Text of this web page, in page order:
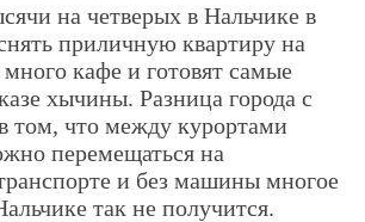
на четверых в Нальчике в
приличную квартиру на
кафе и готовят самые
хычины. Разница города с
том, что между курортами
перемещаться на
и без машины многое
так не получится.